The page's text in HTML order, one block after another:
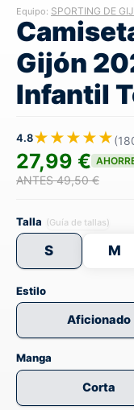
Equipo: SPORTING DE
Gijón
Infantil
4.8★★★★★
27,99 €
ANTES 49,50 €
Talla (Guía de tallas)
S M
Estilo
Aficionado
Manga
Corta